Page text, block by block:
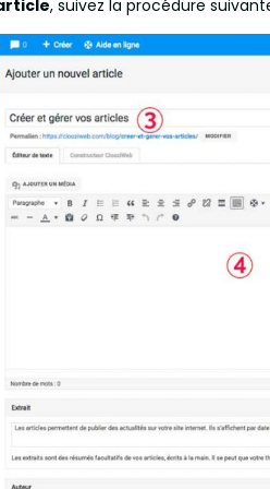
, suivez la procédure